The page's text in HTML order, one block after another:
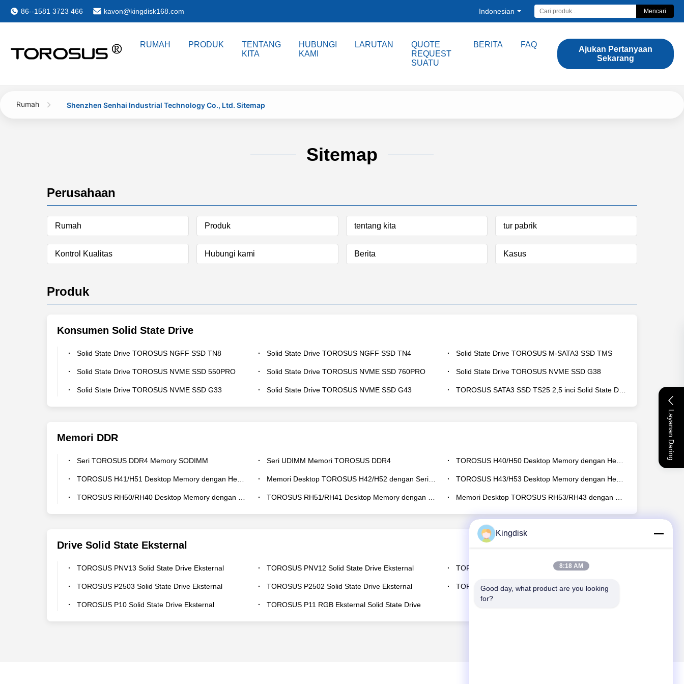
86--1581 3723 466 kavon@kingdisk168.com Indonesian Mencari
RUMAH PRODUK
TENTANG
KITA
HUBUNGI
KAMI
LARUTAN
QUOTE
REQUEST
SUATU
BERITA FAQ
Ajukan Pertanyaan
Sekarang
Layanan Daring
Rumah Shenzhen Senhai Industrial Technology Co., Ltd. Sitemap
Sitemap
Perusahaan
Rumah Produk tentang kita tur pabrik
Kontrol Kualitas Hubungi kami Berita Kasus
Produk
Konsumen Solid State Drive
Solid State Drive TOROSUS NGFF SSD TN8 Solid State Drive TOROSUS NGFF SSD TN4 Solid State Drive TOROSUS M-SATA3 SSD TMS
Solid State Drive TOROSUS NVME SSD 550PRO Solid State Drive TOROSUS NVME SSD 760PRO Solid State Drive TOROSUS NVME SSD G38
Solid State Drive TOROSUS NVME SSD G33 Solid State Drive TOROSUS NVME SSD G43 TOROSUS SATA3 SSD TS25 2,5 inci Solid State Drive
Memori DDR
Seri TOROSUS DDR4 Memory SODIMM Seri UDIMM Memori TOROSUS DDR4 TOROSUS H40/H50 Desktop Memory dengan Heat Sink Series
TOROSUS H41/H51 Desktop Memory dengan Heat Sink Series Memori Desktop TOROSUS H42/H52 dengan Seri Heat Sink TOROSUS H43/H53 Desktop Memory dengan Heat Sink Series
TOROSUS RH50/RH40 Desktop Memory dengan RGB Heat Sink Series TOROSUS RH51/RH41 Desktop Memory dengan RGB Heat Sink Series Memori Desktop TOROSUS RH53/RH43 dengan Seri Pendingin RGB
Drive Solid State Eksternal
TOROSUS PNV13 Solid State Drive Eksternal TOROSUS PNV12 Solid State Drive Eksternal TOROSUS PNV11 Solid State Drive Eksternal
TOROSUS P2503 Solid State Drive Eksternal TOROSUS P2502 Solid State Drive Eksternal TOROSUS P2501 Solid State Drive Eksternal
TOROSUS P10 Solid State Drive Eksternal TOROSUS P11 RGB Eksternal Solid State Drive
Kingdisk
8:18 AM
Good day, what product are you looking
for?